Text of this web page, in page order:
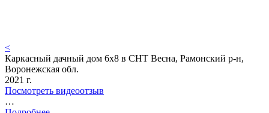
<
Каркасный дачный дом 6х8 в СНТ Весна, Рамонский р-н,
Воронежская обл.
2021 г.
Посмотреть видеоотзыв
…